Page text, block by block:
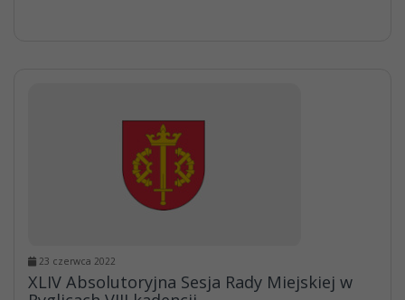
23 czerwca 2022
XLIV Absolutoryjna Sesja Rady Miejskiej w